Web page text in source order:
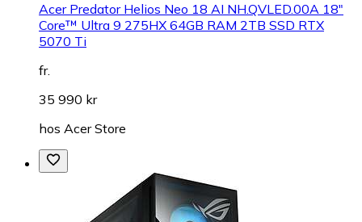
Acer Predator Helios Neo 18 AI NH.QVLED.00A 18"
Core™ Ultra 9 275HX 64GB RAM 2TB SSD RTX
5070 Ti
fr.
35 990 kr
hos Acer Store